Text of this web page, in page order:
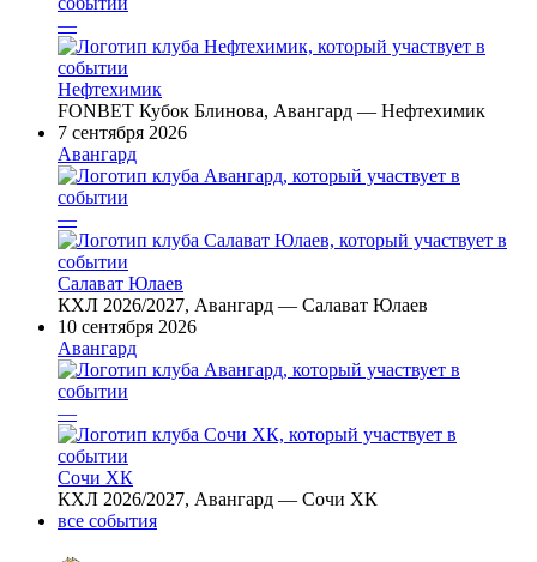
—
Нефтехимик
FONBET Кубок Блинова, Авангард — Нефтехимик
7 сентября 2026
Авангард
—
Салават Юлаев
КХЛ 2026/2027, Авангард — Салават Юлаев
10 сентября 2026
Авангард
—
Сочи ХК
КХЛ 2026/2027, Авангард — Сочи ХК
все события